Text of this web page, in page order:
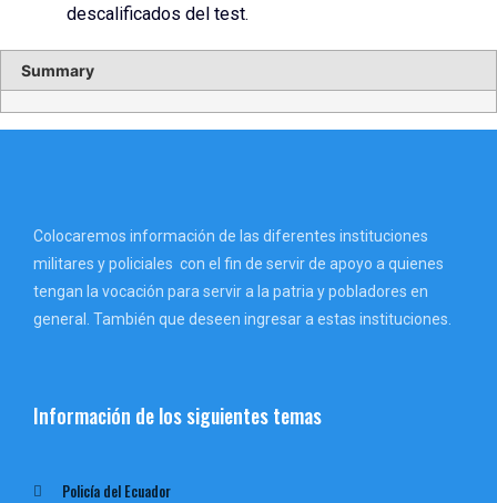
descalificados del test.
Summary
Colocaremos información de las diferentes instituciones
militares y policiales con el fin de servir de apoyo a quienes
tengan la vocación para servir a la patria y pobladores en
general. También que deseen ingresar a estas instituciones.
Información de los siguientes temas
Policía del Ecuador